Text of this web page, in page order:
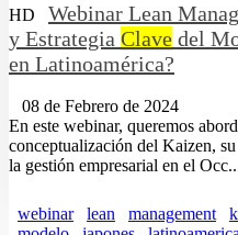
HD
Webinar Lean
y Estrategia Clave del
en Latinoamérica?
08 de Febrero de 2024
En este webinar, queremos
conceptualización del Kaizen,
la gestión empresarial en el
webinar lean management